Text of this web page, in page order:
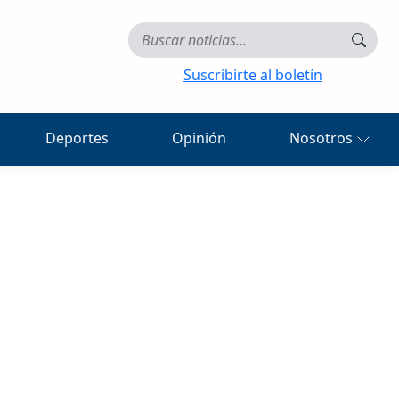
Suscribirte al boletín
Deportes Opinión Nosotros